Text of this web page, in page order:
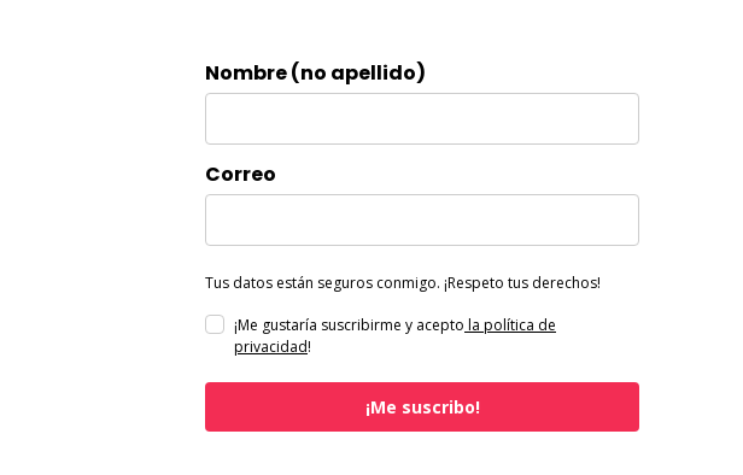
Nombre (no apellido)
Correo
Tus datos están seguros conmigo. ¡Respeto tus derechos!
¡Me gustaría suscribirme y acepto la política de
privacidad!
¡Me suscribo!